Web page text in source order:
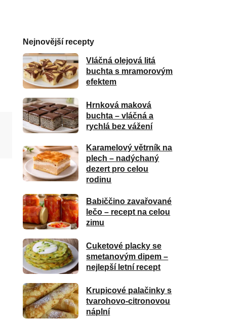
Nejnovější recepty
Vláčná olejová litá
buchta s mramorovým
efektem
Hrnková maková
buchta – vláčná a
rychlá bez vážení
Karamelový větrník na
plech – nadýchaný
dezert pro celou
rodinu
Babiččino zavařované
lečo – recept na celou
zimu
Cuketové placky se
smetanovým dipem –
nejlepší letní recept
Krupicové palačinky s
tvarohovo-citronovou
náplní